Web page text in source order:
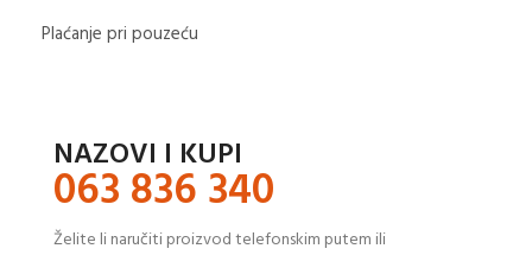
Plaćanje pri pouzeću
NAZOVI I KUPI
063 836 340
Želite li naručiti proizvod telefonskim putem ili